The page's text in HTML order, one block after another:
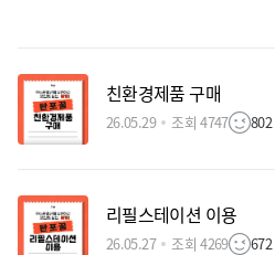
친환경제품 구매
26.05.29 조회 4747 802
리필스테이션 이용
26.05.27 조회 4269 672